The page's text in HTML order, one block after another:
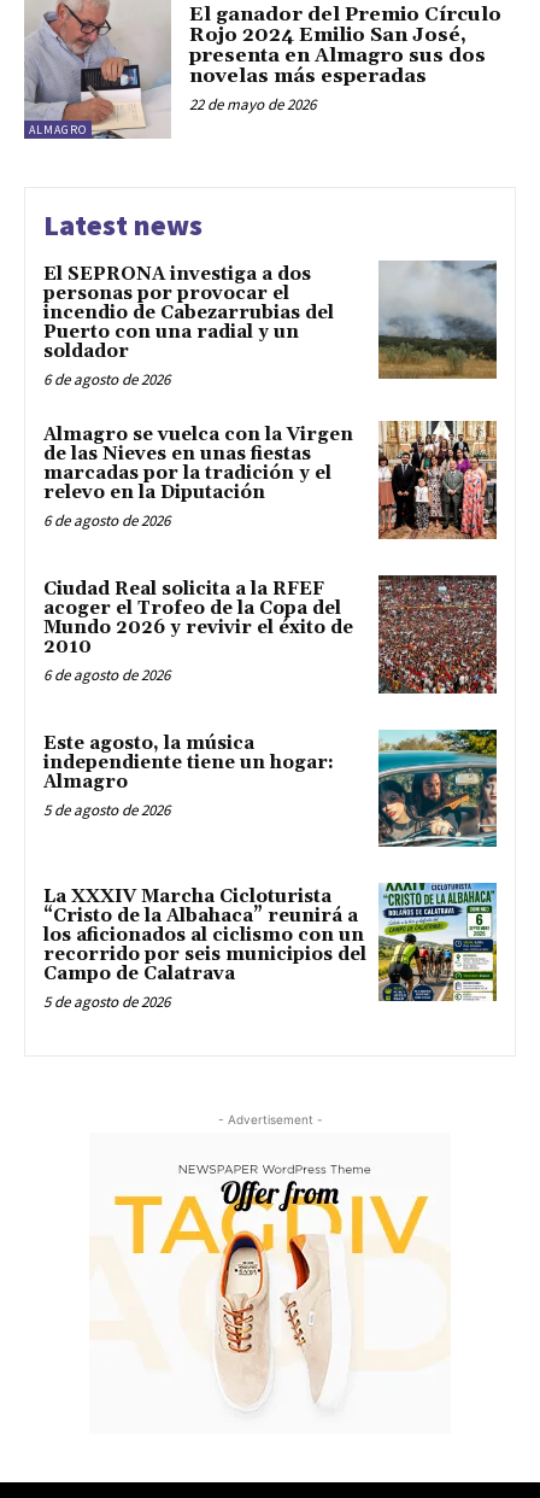
ALMAGRO
El ganador del Premio Círculo
Rojo 2024 Emilio San José,
presenta en Almagro sus dos
novelas más esperadas
22 de mayo de 2026
Latest news
El SEPRONA investiga a dos
personas por provocar el
incendio de Cabezarrubias del
Puerto con una radial y un
soldador
6 de agosto de 2026
Almagro se vuelca con la Virgen
de las Nieves en unas fiestas
marcadas por la tradición y el
relevo en la Diputación
6 de agosto de 2026
Ciudad Real solicita a la RFEF
acoger el Trofeo de la Copa del
Mundo 2026 y revivir el éxito de
2010
6 de agosto de 2026
Este agosto, la música
independiente tiene un hogar:
Almagro
5 de agosto de 2026
La XXXIV Marcha Cicloturista
“Cristo de la Albahaca” reunirá a
los aficionados al ciclismo con un
recorrido por seis municipios del
Campo de Calatrava
5 de agosto de 2026
- Advertisement -